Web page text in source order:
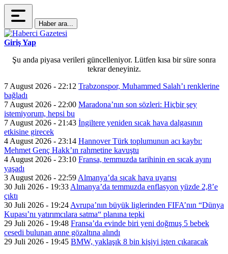
Haber ara...
Giriş Yap
Şu anda piyasa verileri güncelleniyor. Lütfen kısa bir süre sonra
tekrar deneyiniz.
7 August 2026 - 22:12 Trabzonspor, Muhammed Salah’ı renklerine
bağladı
7 August 2026 - 22:00 Maradona’nın son sözleri: Hiçbir şey
istemiyorum, hepsi bu
7 August 2026 - 21:43 İngiltere yeniden sıcak hava dalgasının
etkisine girecek
4 August 2026 - 23:14 Hannover Türk toplumunun acı kaybı:
Mehmet Genç Hakk’ın rahmetine kavuştu
4 August 2026 - 23:10 Fransa, temmuzda tarihinin en sıcak ayını
yaşadı
3 August 2026 - 22:59 Almanya’da sıcak hava uyarısı
30 Juli 2026 - 19:33 Almanya’da temmuzda enflasyon yüzde 2,8’e
çıktı
30 Juli 2026 - 19:24 Avrupa’nın büyük liglerinden FIFA’nın “Dünya
Kupası’nı yatırımcılara satma“ planına tepki
29 Juli 2026 - 19:48 Fransa’da evinde biri yeni doğmuş 5 bebek
cesedi bulunan anne gözaltına alındı
29 Juli 2026 - 19:45 BMW, yaklaşık 8 bin kişiyi işten çıkaracak